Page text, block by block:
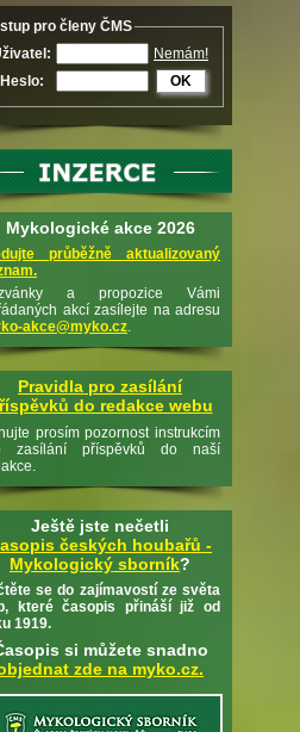
pro členy ČMS
Nemám!
Heslo:
OK
Mykologické akce 2026
průběžně aktualizovaný
a propozice Vámi
akcí zasílejte na adresu
akce@myko.cz.
Pravidla pro zasílání
do redakce webu
prosím pozornost instrukcím
zasílání příspěvků do naší
Ještě jste nečetli
českých houbařů -
Mykologický sborník?
se do zajímavostí ze světa
které časopis přináší již od
1919.
si můžete snadno
zde na myko.cz.